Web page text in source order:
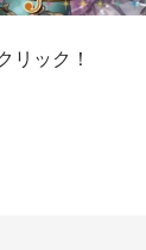
リック！